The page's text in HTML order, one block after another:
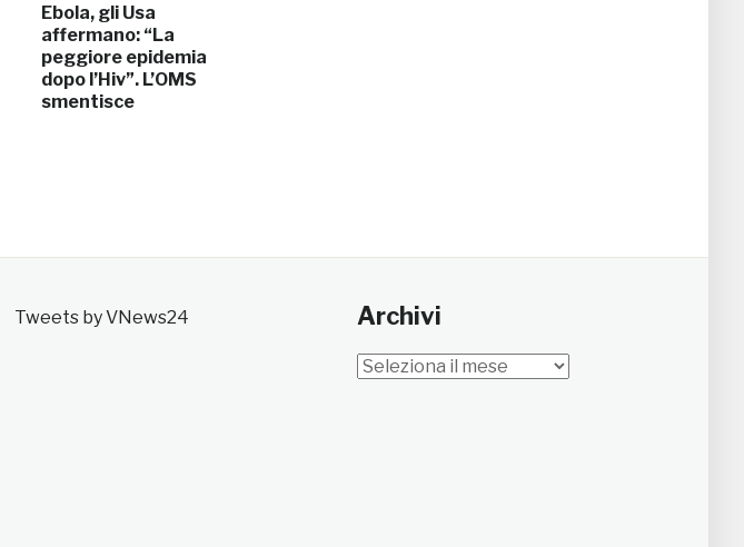
Ebola, gli Usa
affermano: “La
peggiore epidemia
dopo l’Hiv”. L’OMS
smentisce
Tweets by VNews24 Archivi
Archivi